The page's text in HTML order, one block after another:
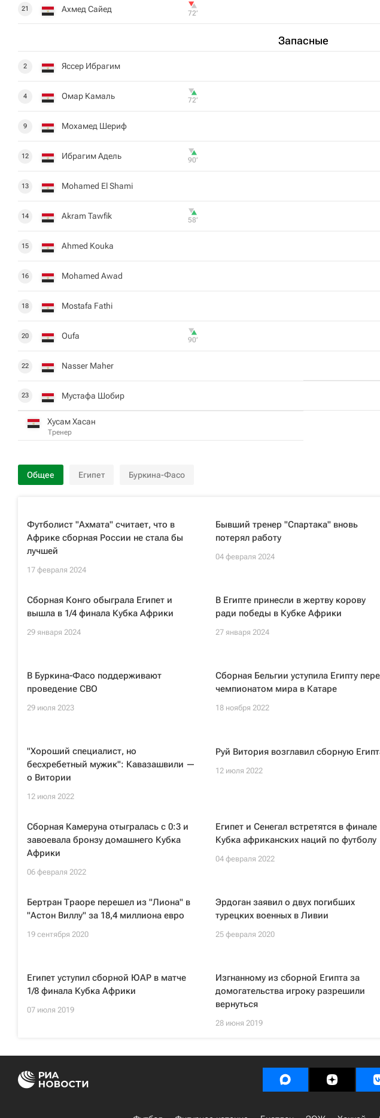
21 Ахмед Сайед 72‎’‎
Запасные
2 Яссер Ибрагим
4 Омар Камаль 72‎’‎
9 Мохамед Шериф
12 Ибрагим Адель 90‎’‎
13 Mohamed El Shami
14 Akram Tawfik 58‎’‎
15 Ahmed Kouka
16 Mohamed Awad
18 Mostafa Fathi
20 Oufa 90‎’‎
22 Nasser Maher
23 Мустафа Шобир
Хусам Хасан
Тренер
Общее Египет Буркина-Фасо
Футболист "Ахмата" считает, что в
Африке сборная России не стала бы
лучшей
17 февраля 2024
Бывший тренер "Спартака" вновь
потерял работу
04 февраля 2024
Сборная Конго обыграла Египет и
вышла в 1/4 финала Кубка Африки
29 января 2024
В Египте принесли в жертву корову
ради победы в Кубке Африки
27 января 2024
В Буркина-Фасо поддерживают
проведение СВО
29 июля 2023
Сборная Бельгии уступила Египту
чемпионатом мира в Катаре
18 ноября 2022
"Хороший специалист, но
бесхребетный мужик": Кавазашвили —
о Витории
12 июля 2022
Руй Витория возглавил сборную
12 июля 2022
Сборная Камеруна отыгралась с 0:3 и
завоевала бронзу домашнего Кубка
Африки
06 февраля 2022
Египет и Сенегал встретятся в финале
Кубка африканских наций по футболу
04 февраля 2022
Бертран Траоре перешел из "Лиона" в
"Астон Виллу" за 18,4 миллиона евро
19 сентября 2020
Эрдоган заявил о двух погибших
турецких военных в Ливии
25 февраля 2020
Египет уступил сборной ЮАР в матче
1/8 финала Кубка Африки
07 июля 2019
Изгнанному из сборной Египта за
домогательства игроку разрешили
вернуться
28 июня 2019